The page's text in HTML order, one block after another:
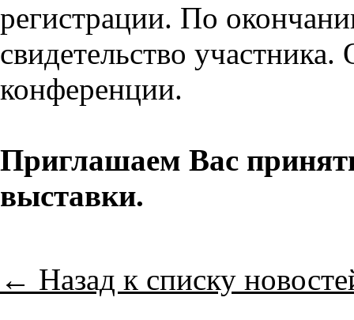
регистрации. По
свидетельство
конференции.
Приглашаем Вас
выставки.
← Назад к списку